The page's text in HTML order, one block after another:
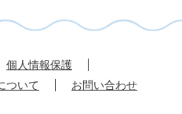
個人情報保護
ついて お問い合わせ